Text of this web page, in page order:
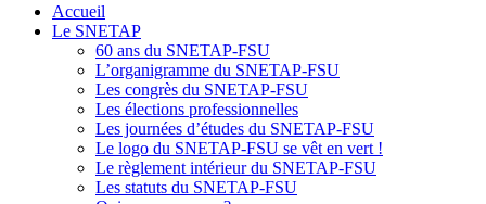
Accueil
Le SNETAP
60 ans du SNETAP-FSU
L’organigramme du SNETAP-FSU
Les congrès du SNETAP-FSU
Les élections professionnelles
Les journées d’études du SNETAP-FSU
Le logo du SNETAP-FSU se vêt en vert !
Le règlement intérieur du SNETAP-FSU
Les statuts du SNETAP-FSU